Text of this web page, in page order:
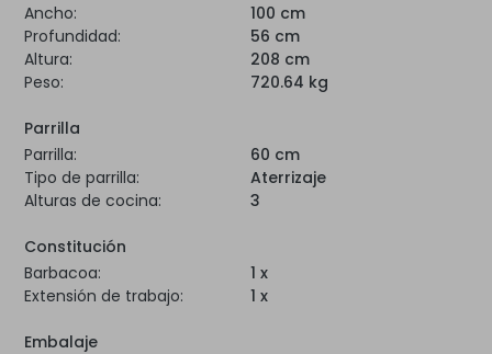
Ancho:
100 cm
Profundidad:
56 cm
Altura:
208 cm
Peso:
720.64 kg
Parrilla
Parrilla:
60 cm
Tipo de parrilla:
Aterrizaje
Alturas de cocina:
3
Constitución
Barbacoa:
1 x
Extensión de trabajo:
1 x
Embalaje